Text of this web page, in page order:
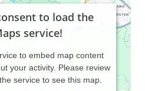
to load the
service!
to embed map content
your activity. Please review
service to see this map.